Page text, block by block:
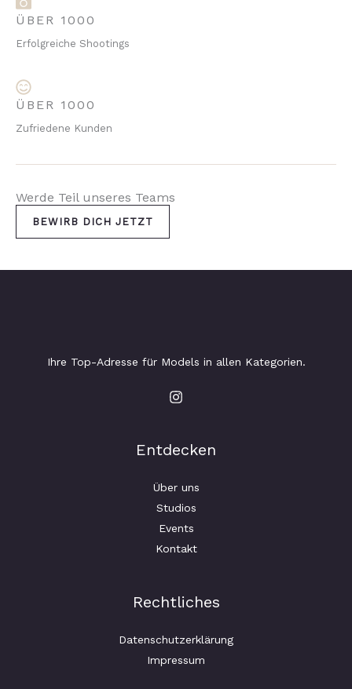
ÜBER 1000
Erfolgreiche Shootings
ÜBER 1000
Zufriedene Kunden
Werde Teil unseres Teams
BEWIRB DICH JETZT
Ihre Top-Adresse für Models in allen Kategorien.
Entdecken
Über uns
Studios
Events
Kontakt
Rechtliches
Datenschutzerklärung
Impressum